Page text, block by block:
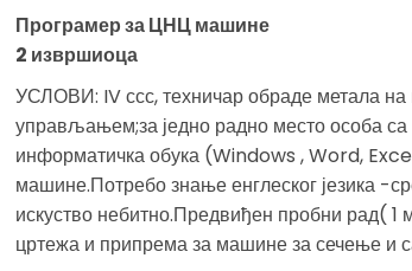
Програмер за ЦНЦ машине
2 извршиоца
УСЛОВИ: IV ссс, техничар обраде метала
управљањем;за једно радно место особа
информатичка обука (Windows , Word,
машине.Потребо знање енглеског језика -
искуство небитно.Предвиђен пробни рад(
цртежа и припрема за машине за сечење и